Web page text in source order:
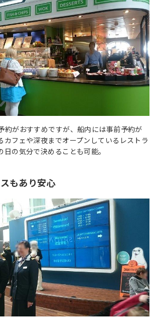
約がおすすめですが、船内には事前予約が
カフェや深夜までオープンしているレストラ
日の気分で決めることも可能。
もあり安心